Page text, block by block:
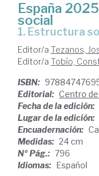
España
social
1. Estructura
Editor/a Tezanos,
Editor/a Tobío,
ISBN:
Editorial: Centro
Fecha de la edición:
Lugar de la edición:
Encuadernación:
Medidas: 24 cm
Nº Pág.: 796
Idiomas: Español